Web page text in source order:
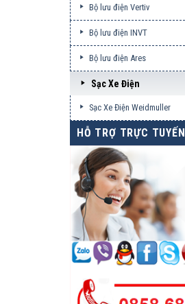
Bộ lưu điện Vertiv
Bộ lưu điện INVT
Bộ lưu điện Ares
Sạc Xe Điện
Sạc Xe Điện Weidmuller
HỖ TRỢ TRỰC TUYẾN